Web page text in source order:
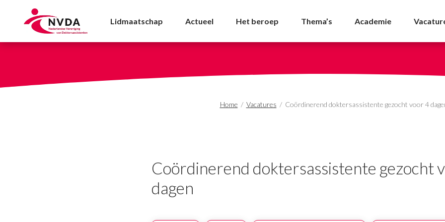
Coördinerend doktersassistente gezocht
Lidmaatschap Actueel Het beroep Thema’s Academie
Home / Vacatures / Coördinerend doktersassistente gezocht voor 4
Coördinerend doktersassistente gezocht
dagen